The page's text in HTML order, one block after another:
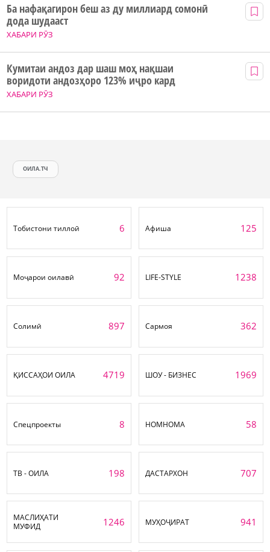
ХАБАРИ РӮЗ
Ба нафақагирон беш аз ду миллиард сомонӣ
дода шудааст
ХАБАРИ РӮЗ
Кумитаи андоз дар шаш моҳ нақшаи
воридоти андозҳоро 123% иҷро кард
ОИЛА.ТЧ
Тобистони тиллоӣ 6 Афиша 125
Моҷарои оилавӣ 92 LIFE-STYLE 1238
Солимӣ 897 Сармоя 362
ҚИССАҲОИ ОИЛА 4719 ШОУ - БИЗНЕС 1969
Спецпроекты 8 НОМНОМА 58
ТВ - ОИЛА 198 ДАСТАРХОН 707
МАСЛИҲАТИ
МУФИД
1246 МУҲОҶИРАТ 941